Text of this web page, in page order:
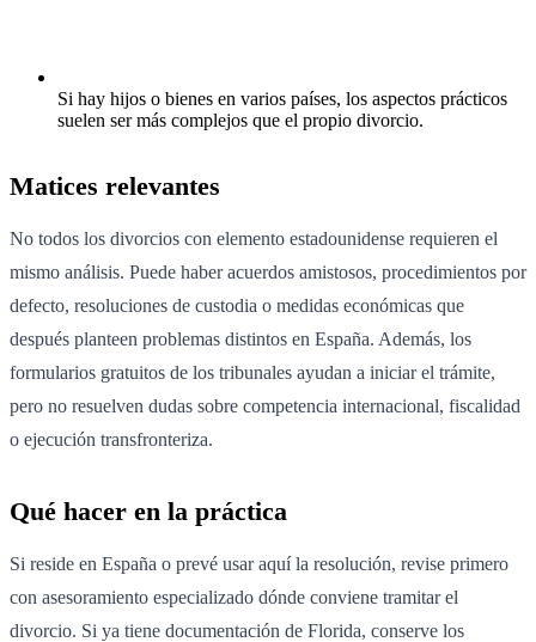
Si hay hijos o bienes en varios países, los aspectos prácticos
suelen ser más complejos que el propio divorcio.
Matices relevantes
No todos los divorcios con elemento estadounidense requieren el
mismo análisis. Puede haber acuerdos amistosos, procedimientos por
defecto, resoluciones de custodia o medidas económicas que
después planteen problemas distintos en España. Además, los
formularios gratuitos de los tribunales ayudan a iniciar el trámite,
pero no resuelven dudas sobre competencia internacional, fiscalidad
o ejecución transfronteriza.
Qué hacer en la práctica
Si reside en España o prevé usar aquí la resolución, revise primero
con asesoramiento especializado dónde conviene tramitar el
divorcio. Si ya tiene documentación de Florida, conserve los